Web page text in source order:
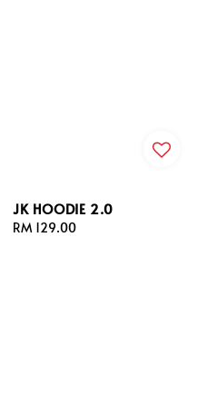
JK HOODIE 2.0
Regular
RM 129.00